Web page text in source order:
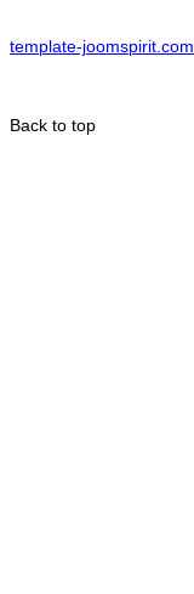
template-joomspirit.com
Back to top